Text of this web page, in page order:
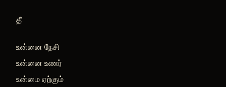
தீ
உன்னை நேசி
உன்னை உணர்
உன்மை ஏற்கும்